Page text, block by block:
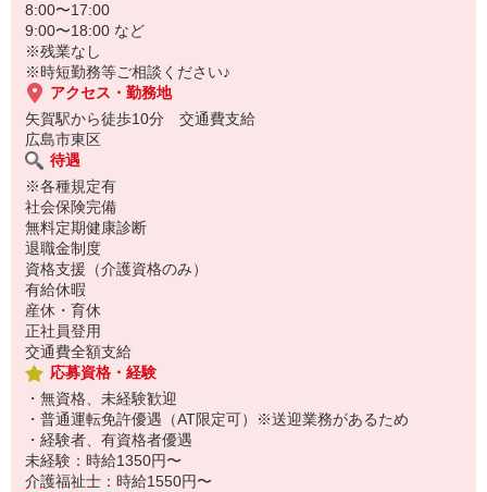
8:00〜17:00
9:00〜18:00 など
※残業なし
※時短勤務等ご相談ください♪
アクセス・勤務地
矢賀駅から徒歩10分 交通費支給
広島市東区
待遇
※各種規定有
社会保険完備
無料定期健康診断
退職金制度
資格支援（介護資格のみ）
有給休暇
産休・育休
正社員登用
交通費全額支給
応募資格・経験
・無資格、未経験歓迎
・普通運転免許優遇（AT限定可）※送迎業務があるため
・経験者、有資格者優遇
未経験：時給1350円〜
介護福祉士：時給1550円〜